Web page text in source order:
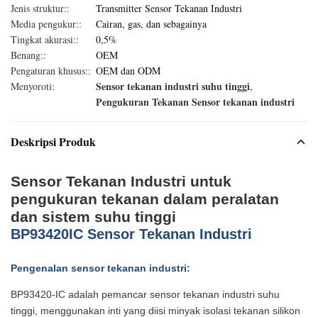
Jenis struktur::
Transmitter Sensor Tekanan Industri
Media pengukur::
Cairan, gas, dan sebagainya
Tingkat akurasi::
0,5%
Benang::
OEM
Pengaturan khusus:: OEM dan ODM
Menyoroti:
Sensor tekanan industri suhu tinggi,
Pengukuran Tekanan Sensor tekanan industri
Deskripsi Produk
Sensor Tekanan Industri untuk
pengukuran tekanan dalam peralatan
dan sistem suhu tinggi
BP93420IC Sensor Tekanan Industri
Pengenalan sensor tekanan industri:
BP93420-IC adalah pemancar sensor tekanan industri suhu
tinggi, menggunakan inti yang diisi minyak isolasi tekanan silikon